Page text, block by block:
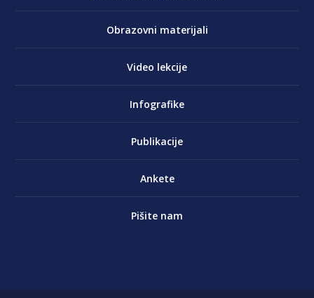
Obrazovni materijali
Video lekcije
Infografike
Publikacije
Ankete
Pišite nam